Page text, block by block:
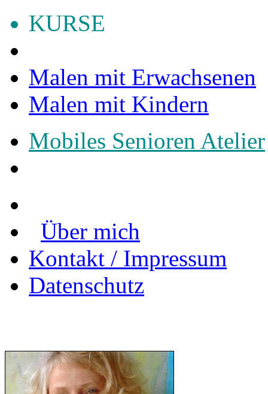
KURSE
Malen mit Erwachsenen
Malen mit Kindern
Mobiles Senioren Atelier
Über mich
Kontakt / Impressum
Datenschutz